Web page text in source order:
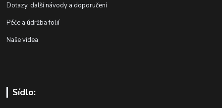
Dotazy, další návody a doporučení
Péče a údržba folií
Naše videa
Sídlo: